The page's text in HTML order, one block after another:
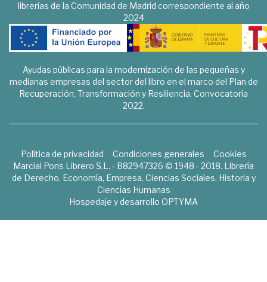
librerías de la Comunidad de Madrid correspondiente al año
2024
Ayudas públicas para la modernización de las pequeñas y
medianas empresas del sector del libro en el marco del Plan de
Recuperación, Transformación y Resiliencia. Convocatoria
2022.
Política de privacidad Condiciones generales
Cookies
Marcial Pons Librero S.L. - B82947326 © 1948 - 2018. Librería
de Derecho, Economía, Empresa, Ciencias Sociales, Historia y
Ciencias Humanas
Hospedaje y desarrollo OPTYMA